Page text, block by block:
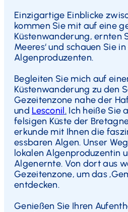
Einzigartige Einblicke
kommen Sie mit auf eine
Küstenwanderung, ernten
Meeres‘ und schauen Sie
Algenproduzenten.
Begleiten Sie mich auf
Küstenwanderung zu den
Gezeitenzone nahe der
und Lesconil.Ich heiße Sie
felsigen Küste der
erkunde mit Ihnen die
essbaren Algen. Unser
lokalen Algenproduzentin
Algenernte. Von dort aus
Gezeitenzone, um das
entdecken.
Genießen Sie Ihren